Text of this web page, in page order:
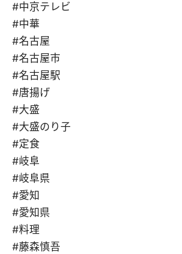
#中京テレビ
#中華
#名古屋
#名古屋市
#名古屋駅
#唐揚げ
#大盛
#大盛のり子
#定食
#岐阜
#岐阜県
#愛知
#愛知県
#料理
#藤森慎吾